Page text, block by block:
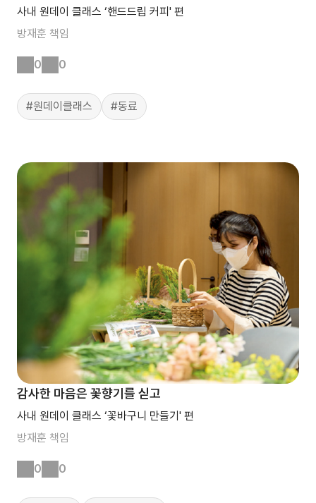
사내 원데이 클래스 ‘핸드드립 커피' 편
방재훈 책임
0 0
#원데이클래스 #동료
감사한 마음은 꽃향기를 싣고
사내 원데이 클래스 ‘꽃바구니 만들기' 편
방재훈 책임
0 0